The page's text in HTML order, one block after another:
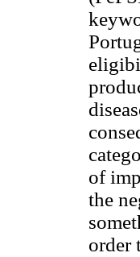
of
the
order